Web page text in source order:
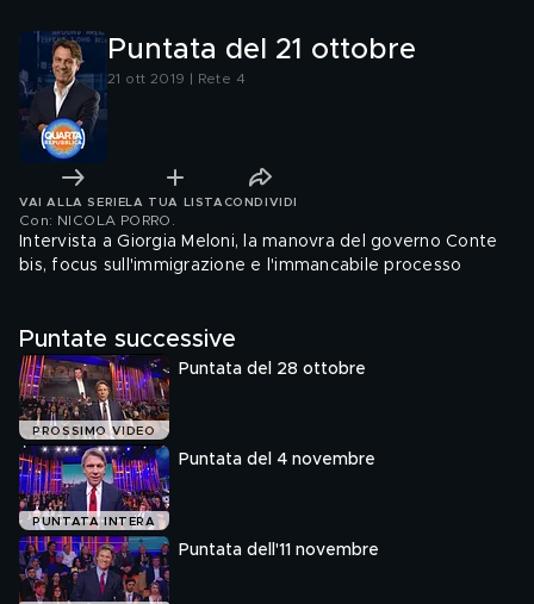
Puntata del 21 ottobre
21 ott 2019 | Rete 4
VAI ALLA SERIE LA TUA LISTA CONDIVIDI
Con: NICOLA PORRO
Intervista a Giorgia Meloni, la manovra del governo Conte
bis, focus sull'immigrazione e l'immancabile processo
Puntate successive
PROSSIMO VIDEO
Puntata del 28 ottobre
PUNTATA INTERA
Puntata del 4 novembre
Puntata dell'11 novembre